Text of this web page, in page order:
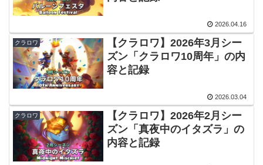
2026.04.16
クラロワ
【クラロワ】2026年3月シー
ズン「クラロワ10周年」の内
容と記録
2026.03.04
クラロワ
【クラロワ】2026年2月シー
ズン「真夜中のイタズラ」の
内容と記録